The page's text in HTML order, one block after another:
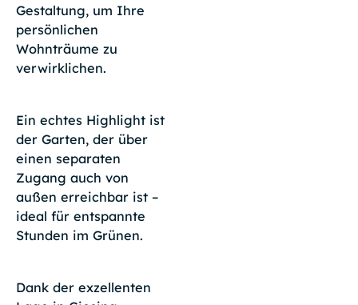
Gestaltung, um Ihre
persönlichen
Wohnträume zu
verwirklichen.
Ein echtes Highlight ist
der Garten, der über
einen separaten
Zugang auch von
außen erreichbar ist –
ideal für entspannte
Stunden im Grünen.
Dank der exzellenten